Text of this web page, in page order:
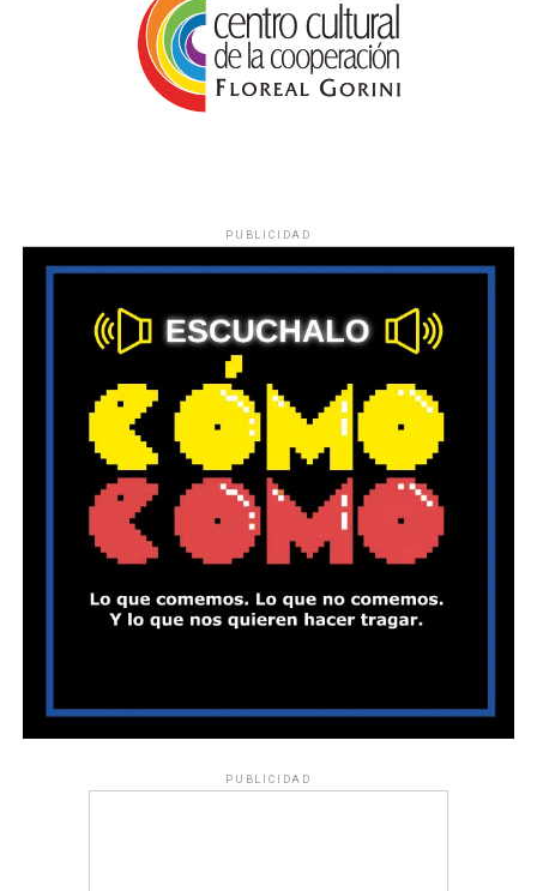
PUBLICIDAD
PUBLICIDAD